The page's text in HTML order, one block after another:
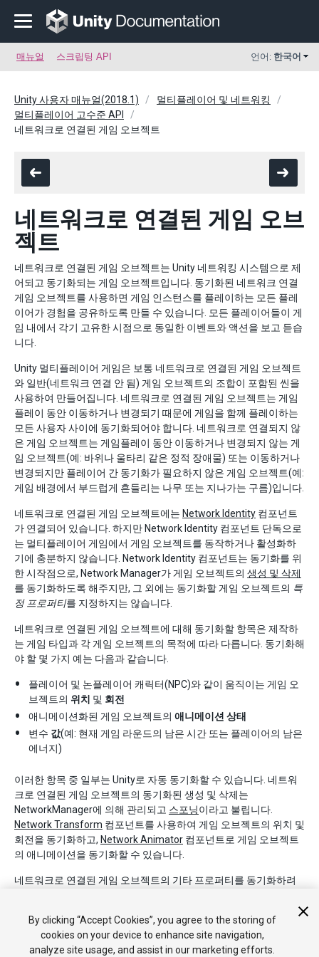
매뉴얼 스크립팅 API 언어: 한국어
Unity 사용자 매뉴얼(2018.1)
멀티플레이어 및 네트워킹
멀티플레이어 고수준 API
네트워크로 연결된 게임 오브젝트
네트워크로 연결된 게임 오브
젝트
네트워크로 연결된 게임 오브젝트는 Unity 네트워킹 시스템으로 제
어되고 동기화되는 게임 오브젝트입니다. 동기화된 네트워크 연결
게임 오브젝트를 사용하면 게임 인스턴스를 플레이하는 모든 플레
이어가 경험을 공유하도록 만들 수 있습니다. 모든 플레이어들이 게
임 내에서 각기 고유한 시점으로 동일한 이벤트와 액션을 보고 듣습
니다.
Unity 멀티플레이어 게임은 보통 네트워크로 연결된 게임 오브젝트
와 일반(네트워크 연결 안 됨) 게임 오브젝트의 조합이 포함된 씬을
사용하여 만들어집니다. 네트워크로 연결된 게임 오브젝트는 게임
플레이 동안 이동하거나 변경되기 때문에 게임을 함께 플레이하는
모든 사용자 사이에 동기화되어야 합니다. 네트워크로 연결되지 않
은 게임 오브젝트는 게임플레이 동안 이동하거나 변경되지 않는 게
임 오브젝트(예: 바위나 울타리 같은 정적 장애물) 또는 이동하거나
변경되지만 플레이어 간 동기화가 필요하지 않은 게임 오브젝트(예:
게임 배경에서 부드럽게 흔들리는 나무 또는 지나가는 구름)입니다.
네트워크로 연결된 게임 오브젝트에는 Network Identity 컴포넌트
가 연결되어 있습니다. 하지만 Network Identity 컴포넌트 단독으로
는 멀티플레이어 게임에서 게임 오브젝트를 동작하거나 활성화하
기에 충분하지 않습니다. Network Identity 컴포넌트는 동기화를 위
한 시작점으로, Network Manager가 게임 오브젝트의 생성 및 삭제
를 동기화하도록 해주지만, 그 외에는 동기화할 게임 오브젝트의 특
정 프로퍼티를 지정하지는 않습니다.
네트워크로 연결된 게임 오브젝트에 대해 동기화할 항목은 제작하
는 게임 타입과 각 게임 오브젝트의 목적에 따라 다릅니다. 동기화해
야 할 몇 가지 예는 다음과 같습니다.
플레이어 및 논플레이어 캐릭터(NPC)와 같이 움직이는 게임 오
브젝트의 위치 및 회전
애니메이션화된 게임 오브젝트의 애니메이션 상태
변수 값(예: 현재 게임 라운드의 남은 시간 또는 플레이어의 남은
에너지)
이러한 항목 중 일부는 Unity로 자동 동기화할 수 있습니다. 네트워
크로 연결된 게임 오브젝트의 동기화된 생성 및 삭제는
NetworkManager에 의해 관리되고 스포닝이라고 불립니다.
Network Transform 컴포넌트를 사용하여 게임 오브젝트의 위치 및
회전을 동기화하고, Network Animator 컴포넌트로 게임 오브젝트
의 애니메이션을 동기화할 수 있습니다.
네트워크로 연결된 게임 오브젝트의 기타 프로퍼티를 동기화하려
By clicking “Accept Cookies”, you agree to the storing of
cookies on your device to enhance site navigation,
analyze site usage, and assist in our marketing efforts.